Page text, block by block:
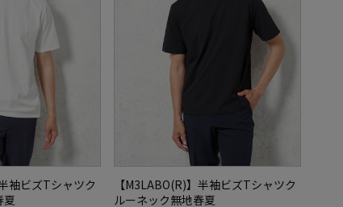
袖ビズTシャツク
夏
【M3LABO(R)】半袖ビズTシャツク
ルーネック無地春夏